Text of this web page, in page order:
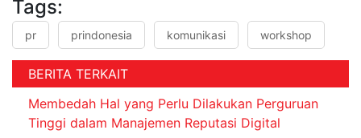
Tags:
pr prindonesia komunikasi workshop
BERITA TERKAIT
Membedah Hal yang Perlu Dilakukan Perguruan
Tinggi dalam Manajemen Reputasi Digital